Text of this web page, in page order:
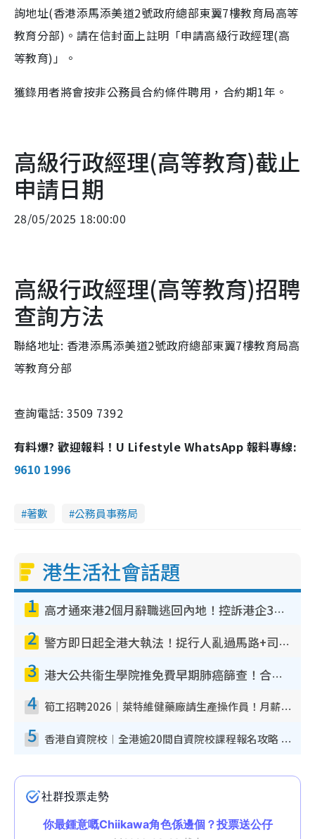
詢地址(香港添馬添美道2號政府總部東翼7樓教育局高等
教育分部)。請在信封面上註明「申請高級行政經理(高
等教育)」。
獲錄用者將會按非公務員合約條件聘用，合約期1年。
高級行政經理(高等教育)截止
申請日期
28/05/2025 18:00:00
高級行政經理(高等教育)招聘
查詢方法
聯絡地址: 香港添馬添美道2號政府總部東翼7樓教育局高
等教育分部
查詢電話: 3509 7392
有料爆? 歡迎報料！U Lifestyle WhatsApp 報料專線:
9610 1996
著數 公務員事務局
港生活社會話題
1 高才通來港2個月辭職逃回內地！控訴港企3宗罪 歎微管理極窒息
2 警方即日起全港大執法！捉行人亂過馬路+司機不專注駕駛！亂過馬路罰$2000
3 港大公共衞生學院推免費早期肺癌篩查！合資格人士將獲全額資助定期血液化驗／電腦斷層掃描／風險評估
4 筍工招聘2026｜萊特維健藥廠請生產操作員！月薪高達$1.7萬 冷氣廠房/五天工作/保證雙糧
5 香港自資院校︱全港逾20間自資院校課程報名攻略 留位費可退/申請日期/報名連結